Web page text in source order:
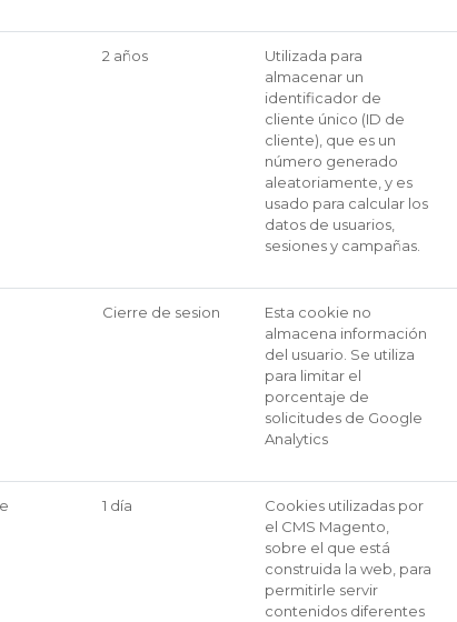
2 años
Utilizada para
almacenar un
identificador de
cliente único (ID de
cliente), que es un
número generado
aleatoriamente, y es
usado para calcular los
datos de usuarios,
sesiones y campañas.
Cierre de sesion
Esta cookie no
almacena información
del usuario. Se utiliza
para limitar el
porcentaje de
solicitudes de Google
Analytics
1 día
Cookies utilizadas por
el CMS Magento,
sobre el que está
construida la web, para
permitirle servir
contenidos diferentes